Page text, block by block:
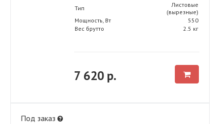
Тип
Листовые
(вырезные)
Мощность, Вт
550
Вес брутто
2.5 кг
7 620 р.
Под заказ